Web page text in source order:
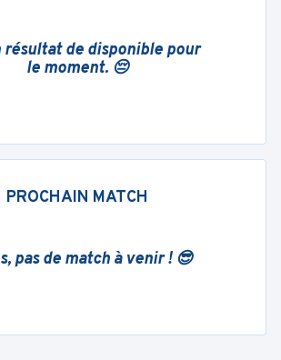
résultat de disponible pour
le moment. 😔
PROCHAIN MATCH
pas de match à venir ! 😎